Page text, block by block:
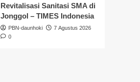
Revitalisasi Sanitasi SMA di
Jonggol – TIMES Indonesia
PBN-daunhoki
7 Agustus 2026
0